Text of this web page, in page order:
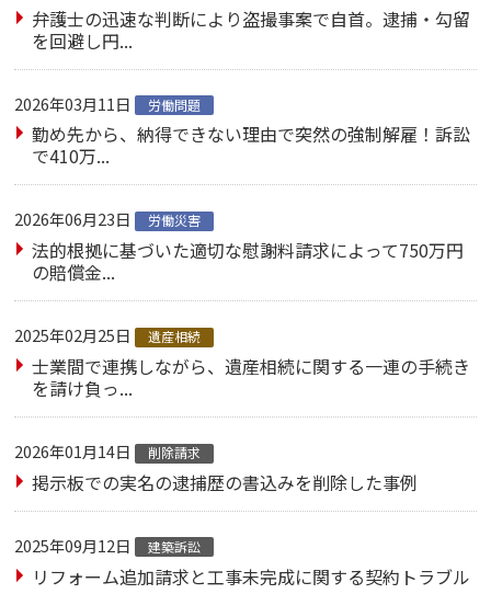
弁護士の迅速な判断により盗撮事案で自首。逮捕・勾留
を回避し円...
2026年03月11日 労働問題
勤め先から、納得できない理由で突然の強制解雇！訴訟
で410万...
2026年06月23日 労働災害
法的根拠に基づいた適切な慰謝料請求によって750万円
の賠償金...
2025年02月25日 遺産相続
士業間で連携しながら、遺産相続に関する一連の手続き
を請け負っ...
2026年01月14日 削除請求
掲示板での実名の逮捕歴の書込みを削除した事例
2025年09月12日 建築訴訟
リフォーム追加請求と工事未完成に関する契約トラブル